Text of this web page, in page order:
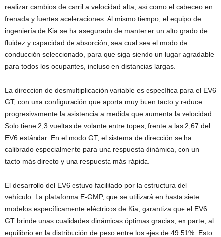
realizar cambios de carril a velocidad alta, así como el cabeceo en
frenada y fuertes aceleraciones. Al mismo tiempo, el equipo de
ingeniería de Kia se ha asegurado de mantener un alto grado de
fluidez y capacidad de absorción, sea cual sea el modo de
conducción seleccionado, para que siga siendo un lugar agradable
para todos los ocupantes, incluso en distancias largas.
La dirección de desmultiplicación variable es específica para el EV6
GT, con una configuración que aporta muy buen tacto y reduce
progresivamente la asistencia a medida que aumenta la velocidad.
Solo tiene 2,3 vueltas de volante entre topes, frente a las 2,67 del
EV6 estándar. En el modo GT, el sistema de dirección se ha
calibrado especialmente para una respuesta dinámica, con un
tacto más directo y una respuesta más rápida.
El desarrollo del EV6 estuvo facilitado por la estructura del
vehículo. La plataforma E-GMP, que se utilizará en hasta siete
modelos específicamente eléctricos de Kia, garantiza que el EV6
GT brinde unas cualidades dinámicas óptimas gracias, en parte, al
equilibrio en la distribución de peso entre los ejes de 49:51%. Esto